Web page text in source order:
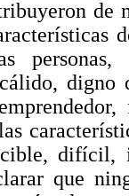
de
personas,
digno
que